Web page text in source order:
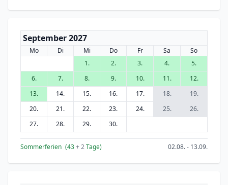
September 2027
Mo Di Mi Do Fr Sa
So
1.
2. 3. 4.
5.
6.
7. 8. 9. 10. 11.
12.
13.
14. 15. 16. 17. 18.
19.
20.
21. 22. 23. 24. 25.
26.
27.
28. 29. 30.
Sommerferien (43+ 2Tage) 02.08. - 13.09.